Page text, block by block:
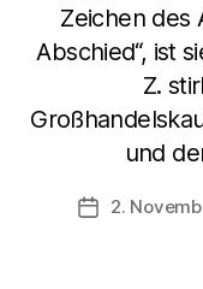
Zeichen des
Abschied“, ist
Z.
und
2.